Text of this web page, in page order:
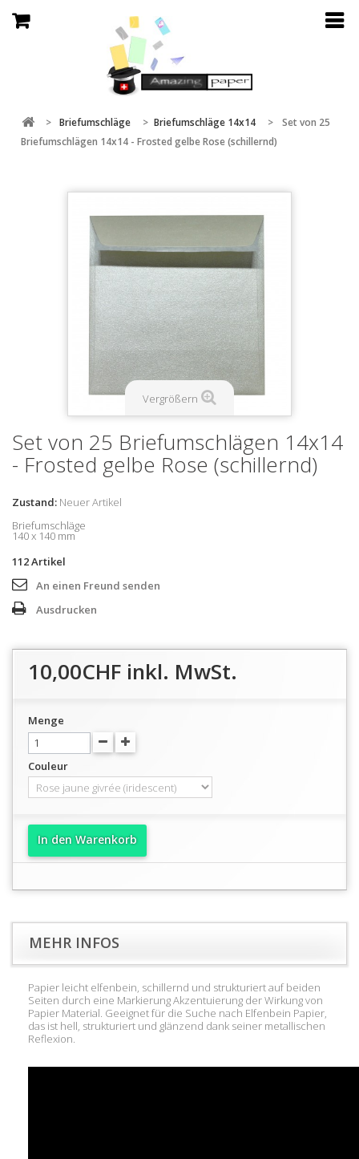
> Briefumschläge > Briefumschläge 14x14 >
Set von 25
Briefumschlägen 14x14 - Frosted gelbe Rose (schillernd)
Vergrößern
Set von 25 Briefumschlägen 14x14
- Frosted gelbe Rose (schillernd)
Zustand: Neuer Artikel
Briefumschläge
140 x 140 mm
112Artikel
An einen Freund senden
Ausdrucken
10,00CHF inkl. MwSt.
Menge
Couleur
In den Warenkorb
MEHR INFOS
Papier leicht elfenbein, schillernd und strukturiert auf beiden
Seiten durch eine Markierung Akzentuierung der Wirkung von
Papier Material. Geeignet für die Suche nach Elfenbein Papier,
das ist hell, strukturiert und glänzend dank seiner metallischen
Reflexion.